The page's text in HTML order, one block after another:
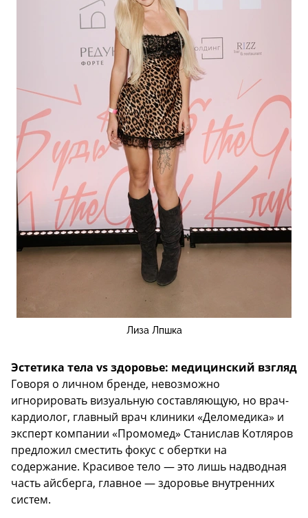
Лиза Лпшка
Эстетика тела vs здоровье: медицинский взгляд
Говоря о личном бренде, невозможно
игнорировать визуальную составляющую, но врач-
кардиолог, главный врач клиники «Деломедика» и
эксперт компании «Промомед» Станислав Котляров
предложил сместить фокус с обертки на
содержание. Красивое тело — это лишь надводная
часть айсберга, главное — здоровье внутренних
систем.